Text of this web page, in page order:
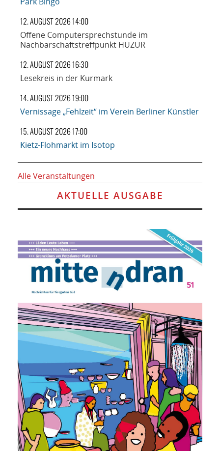
12. AUGUST 2026 14:00
Offene Computersprechstunde im
Nachbarschaftstreffpunkt HUZUR
12. AUGUST 2026 16:30
Lesekreis in der Kurmark
14. AUGUST 2026 19:00
Vernissage „Fehlzeit“ im Verein Berliner Künstler
15. AUGUST 2026 17:00
Kietz-Flohmarkt im Isotop
Alle Veranstaltungen
AKTUELLE AUSGABE